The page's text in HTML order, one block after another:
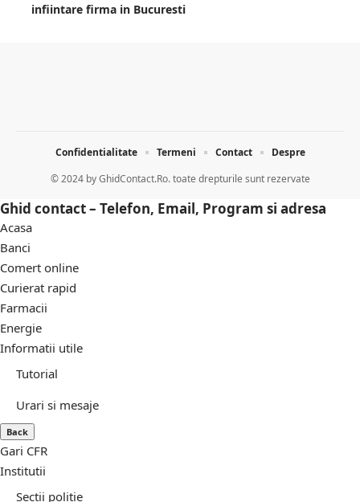
infiintare firma in Bucuresti
© 2024 byGhidContact.Ro. toate drepturile sunt rezervate
Confidentialitate Termeni Contact Despre
Ghid contact – Telefon, Email, Program si adresa
Acasa
Banci
Comert online
Curierat rapid
Farmacii
Energie
Informatii utile
Tutorial
Urari si mesaje
Back
Gari CFR
Institutii
Sectii politie